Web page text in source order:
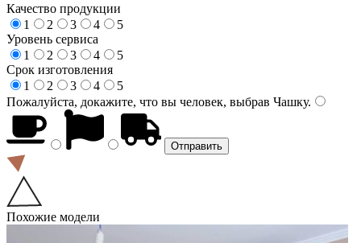
Качество продукции
1
2 3 4
5
Уровень сервиса
1
2 3 4
5
Срок изготовления
1
2 3 4
5
Пожалуйста, докажите, что вы человек, выбрав Чашку.
Похожие модели